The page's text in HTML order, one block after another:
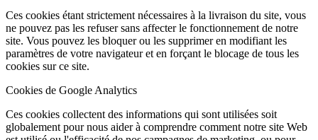
Ces cookies étant strictement nécessaires à la livraison du site, vous
ne pouvez pas les refuser sans affecter le fonctionnement de notre
site. Vous pouvez les bloquer ou les supprimer en modifiant les
paramètres de votre navigateur et en forçant le blocage de tous les
cookies sur ce site.
Cookies de Google Analytics
Ces cookies collectent des informations qui sont utilisées soit
globalement pour nous aider à comprendre comment notre site Web